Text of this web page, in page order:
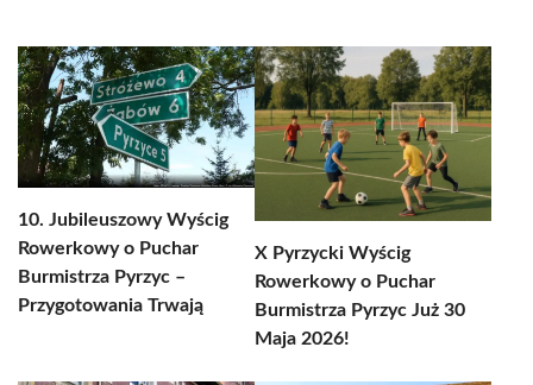
10. Jubileuszowy Wyścig
Rowerkowy o Puchar
Burmistrza Pyrzyc –
Przygotowania Trwają
X Pyrzycki Wyścig
Rowerkowy o Puchar
Burmistrza Pyrzyc Już 30
Maja 2026!